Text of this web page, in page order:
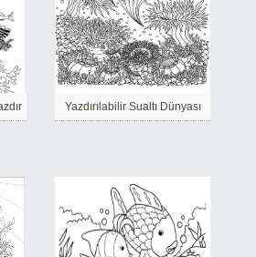
Yazdırılabilir Sualtı Dünyası